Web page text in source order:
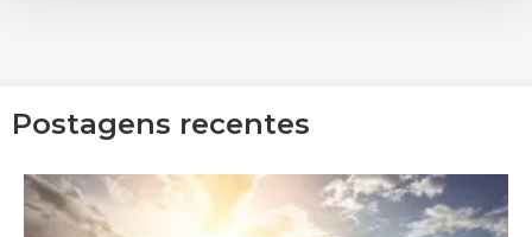
Postagens recentes